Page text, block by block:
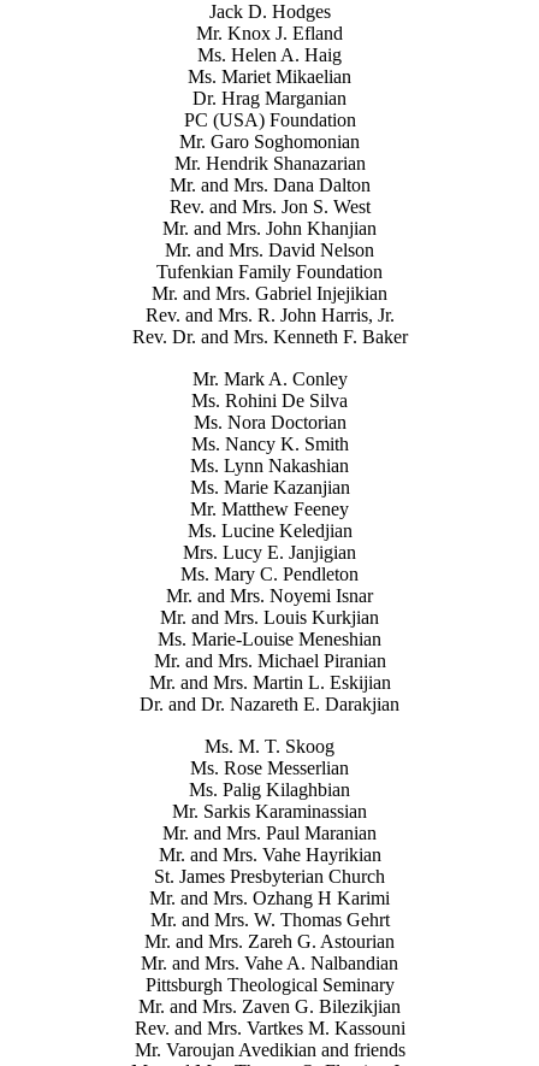
Jack D. Hodges
Mr. Knox J. Efland
Ms. Helen A. Haig
Ms. Mariet Mikaelian
Dr. Hrag Marganian
PC (USA) Foundation
Mr. Garo Soghomonian
Mr. Hendrik Shanazarian
Mr. and Mrs. Dana Dalton
Rev. and Mrs. Jon S. West
Mr. and Mrs. John Khanjian
Mr. and Mrs. David Nelson
Tufenkian Family Foundation
Mr. and Mrs. Gabriel Injejikian
Rev. and Mrs. R. John Harris, Jr.
Rev. Dr. and Mrs. Kenneth F. Baker
Mr. Mark A. Conley
Ms. Rohini De Silva
Ms. Nora Doctorian
Ms. Nancy K. Smith
Ms. Lynn Nakashian
Ms. Marie Kazanjian
Mr. Matthew Feeney
Ms. Lucine Keledjian
Mrs. Lucy E. Janjigian
Ms. Mary C. Pendleton
Mr. and Mrs. Noyemi Isnar
Mr. and Mrs. Louis Kurkjian
Ms. Marie-Louise Meneshian
Mr. and Mrs. Michael Piranian
Mr. and Mrs. Martin L. Eskijian
Dr. and Dr. Nazareth E. Darakjian
Ms. M. T. Skoog
Ms. Rose Messerlian
Ms. Palig Kilaghbian
Mr. Sarkis Karaminassian
Mr. and Mrs. Paul Maranian
Mr. and Mrs. Vahe Hayrikian
St. James Presbyterian Church
Mr. and Mrs. Ozhang H Karimi
Mr. and Mrs. W. Thomas Gehrt
Mr. and Mrs. Zareh G. Astourian
Mr. and Mrs. Vahe A. Nalbandian
Pittsburgh Theological Seminary
Mr. and Mrs. Zaven G. Bilezikjian
Rev. and Mrs. Vartkes M. Kassouni
Mr. Varoujan Avedikian and friends